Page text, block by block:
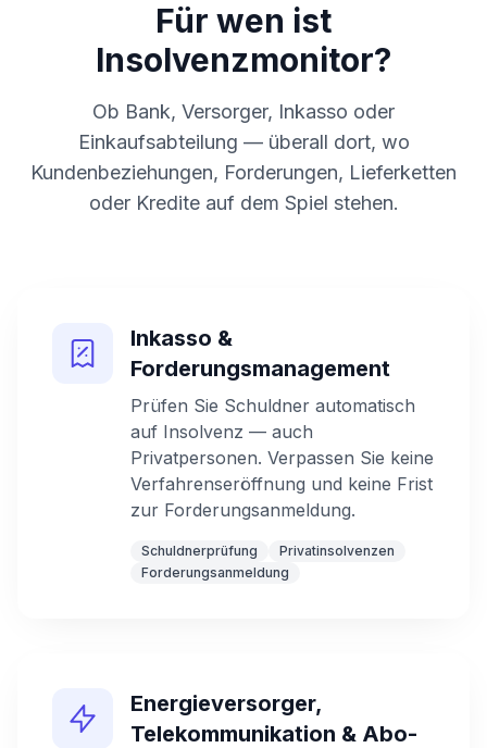
Für wen ist
Insolvenzmonitor?
Ob Bank, Versorger, Inkasso oder
Einkaufsabteilung — überall dort, wo
Kundenbeziehungen, Forderungen, Lieferketten
oder Kredite auf dem Spiel stehen.
Inkasso &
Forderungsmanagement
Prüfen Sie Schuldner automatisch
auf Insolvenz — auch
Privatpersonen. Verpassen Sie keine
Verfahrenseröffnung und keine Frist
zur Forderungsanmeldung.
Schuldnerprüfung
Privatinsolvenzen
Forderungsanmeldung
Energieversorger,
Telekommunikation & Abo-